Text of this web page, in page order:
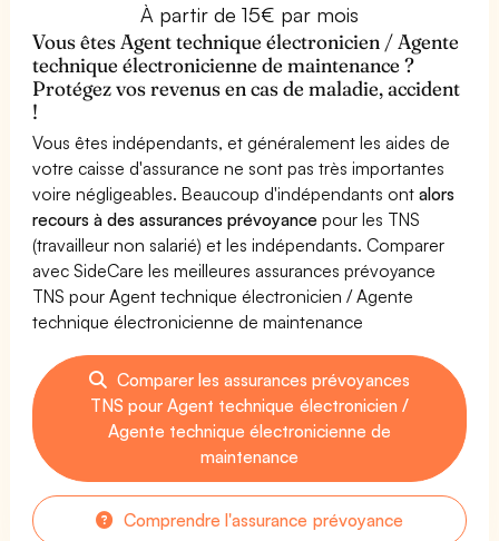
À partir de 15€ par mois
Vous êtes Agent technique électronicien / Agente
technique électronicienne de maintenance ?
Protégez vos revenus en cas de maladie, accident
!
Vous êtes indépendants, et généralement les aides de
votre caisse d'assurance ne sont pas très importantes
voire négligeables. Beaucoup d'indépendants ontalors
recours à des assurances prévoyance pour les TNS
(travailleur non salarié) et les indépendants. Comparer
avec SideCare les meilleures assurances prévoyance
TNS pour Agent technique électronicien / Agente
technique électronicienne de maintenance
Comparer les assurances prévoyances
TNS pour Agent technique électronicien /
Agente technique électronicienne de
maintenance
Comprendre l'assurance prévoyance